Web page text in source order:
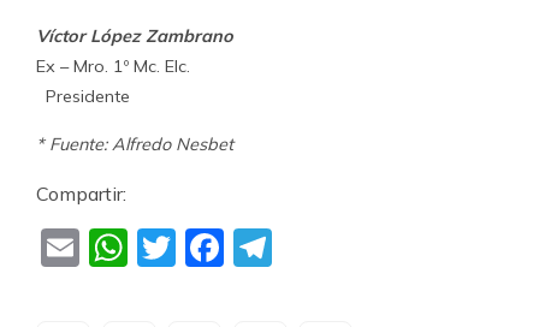
Víctor López Zambrano
Ex – Mro. 1º Mc. Elc.
Presidente
* Fuente: Alfredo Nesbet
Compartir:
EmailWhatsApp
TwitterFacebook